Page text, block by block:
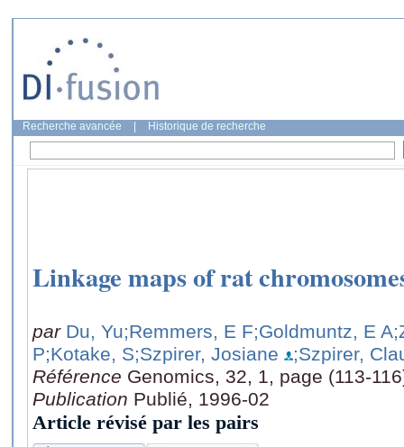
Recherche avancée Historique de recherche
Linkage maps of rat
par Du, Yu;Remmers, E F;Goldmuntz, E A
P;Kotake, S;Szpirer, Josiane
;Szpirer,
Référence Genomics, 32, 1, page (113-
Publication Publié, 1996-02
Article révisé par les pairs